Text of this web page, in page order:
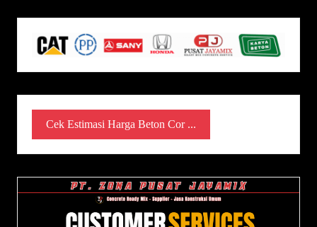
Cek Estimasi Harga Beton Cor ...